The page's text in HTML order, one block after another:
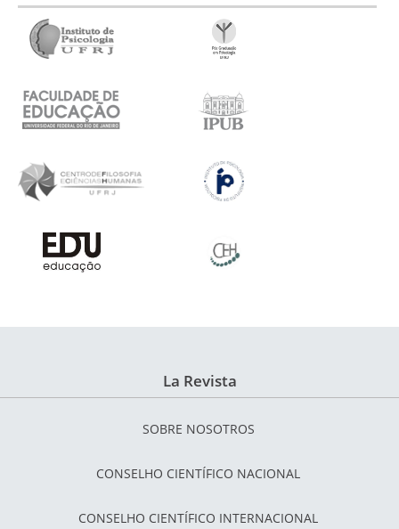
La Revista
SOBRE NOSOTROS
CONSELHO CIENTÍFICO NACIONAL
CONSELHO CIENTÍFICO INTERNACIONAL